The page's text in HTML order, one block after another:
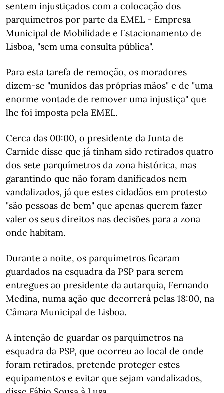
sentem injustiçados com a colocação dos
parquímetros por parte da EMEL - Empresa
Municipal de Mobilidade e Estacionamento de
Lisboa, "sem uma consulta pública".
Para esta tarefa de remoção, os moradores
dizem-se "munidos das próprias mãos" e de "uma
enorme vontade de remover uma injustiça" que
lhe foi imposta pela EMEL.
Cerca das 00:00, o presidente da Junta de
Carnide disse que já tinham sido retirados quatro
dos sete parquímetros da zona histórica, mas
garantindo que não foram danificados nem
vandalizados, já que estes cidadãos em protesto
"são pessoas de bem" que apenas querem fazer
valer os seus direitos nas decisões para a zona
onde habitam.
Durante a noite, os parquímetros ficaram
guardados na esquadra da PSP para serem
entregues ao presidente da autarquia, Fernando
Medina, numa ação que decorrerá pelas 18:00, na
Câmara Municipal de Lisboa.
A intenção de guardar os parquímetros na
esquadra da PSP, que ocorreu ao local de onde
foram retirados, pretende proteger estes
equipamentos e evitar que sejam vandalizados,